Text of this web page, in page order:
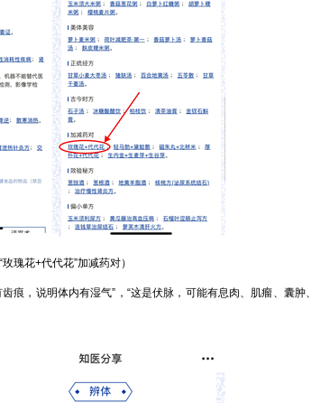
瑰花+代代花”加减药对）
，说明体内有湿气”，“这是伏脉，可能有息肉、肌瘤、囊肿、